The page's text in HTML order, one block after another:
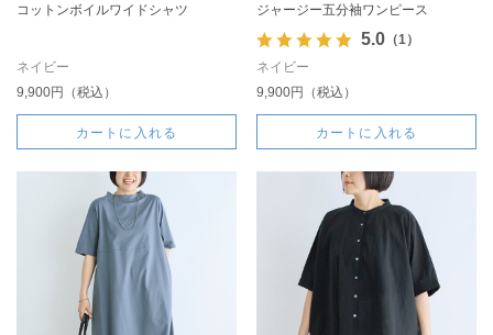
コットンボイルワイドシャツ
ネイビー
9,900円（税込）
カートに入れる
ジャージー五分袖ワンピース
5.0（1）
ネイビー
9,900円（税込）
カートに入れる